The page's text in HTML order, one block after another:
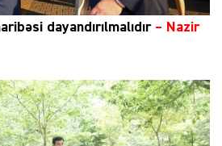
dayandırılmalıdır– Nazir